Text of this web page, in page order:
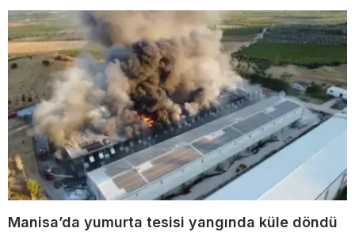
Manisa’da yumurta tesisi yangında küle döndü